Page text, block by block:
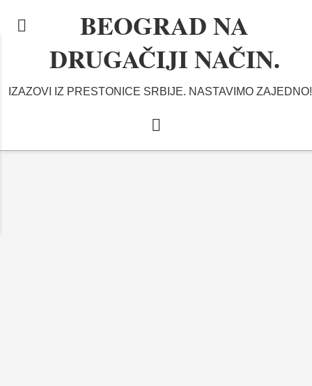
BEOGRAD NA
DRUGAČIJI NAČIN.
IZAZOVI IZ PRESTONICE SRBIJE. NASTAVIMO ZAJEDNO!